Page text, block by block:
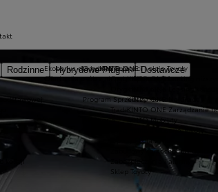
Rodzinne Hybrydowe Plug-in
Dostawcze
Ekobonus dla hybryd Toyoty
Oferta dla osób z niepełnosprawnościami
KINTO ONE
KINTO ONE Leasing
KINTO ONE Najem
KINTO ONE Zarządzanie
KINTO Mobility
kolizji
Oryginalne części i oleje Toyoty
Oryginalne części
Program Sprzedaży Hurtowej Trade
Trade
Oryginalne akcesoria Toyoty
Opony i koła zimowe
Zabudowy samochodów
Zabezpieczenia i alarmy
Sklep Toyoty